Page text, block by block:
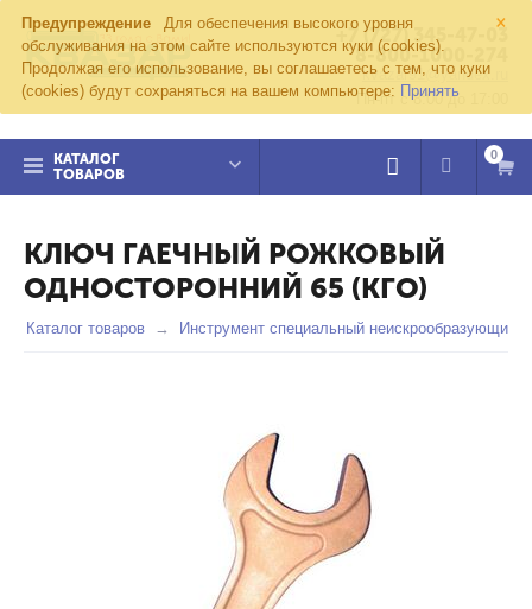
×
Предупреждение
Для обеспечения высокого уровня
обслуживания на этом сайте используются куки (cookies).
Продолжая его использование, вы соглашаетесь с тем, что куки
(cookies) будут сохраняться на вашем компьютере: Принять
+7 (727) 345-47-03
8-800-1000-274
kvazar91@yandex.ru
Пн-пт с 8:00 до 17:00
КАТАЛОГ
ТОВАРОВ
0
КЛЮЧ ГАЕЧНЫЙ РОЖКОВЫЙ
ОДНОСТОРОННИЙ 65 (КГО)
Каталог товаров Инструмент специальный неискрообразующий